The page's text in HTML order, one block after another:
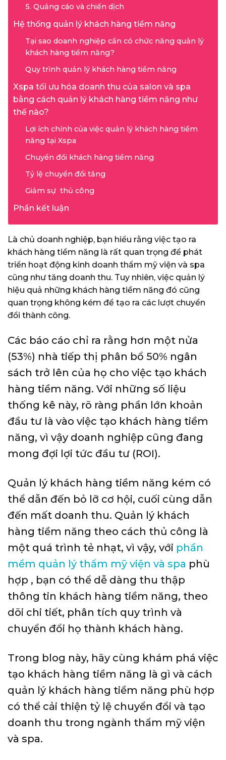
5. Quảng cáo và chiến dịch
Hệ thống quản lý khách hàng tiềm năng
Tại sao doanh nghiệp cần có chức năng quản lý
khách hàng tiềm năng?
Quy trình quản lý khách hàng tiềm năng
Xspa tối ưu hóa doanh thu của salon và spa
bằng cách quản lý khách hàng tiềm năng như
thế nào?
Lợi ích chính của việc quản lý khách hàng tiềm
năng tại Xspa
Chuyển đổi khách hàng tiềm năng
Tỷ lệ chuyển đổi tăng
Giảm sự thủ công
Phần kết luận
Là chủ doanh nghiệp, bạn hiểu rằng việc tạo ra
khách hàng tiềm năng là rất quan trọng để phát
triển hoạt động kinh doanh thẩm mỹ viện và spa
cũng như tăng doanh thu. Tuy nhiên, việc quản lý
hiệu quả những khách hàng tiềm năng đó cũng
quan trọng không kém để tạo ra các lượt chuyển
đổi thành công.
Các báo cáo chỉ ra rằng hơn một nửa
(53%) nhà tiếp thị phân bổ 50% ngân
sách trở lên của họ cho việc tạo khách
hàng tiềm năng. Với những số liệu
thống kê này, rõ ràng phần lớn khoản
đầu tư là vào việc tạo khách hàng tiềm
năng, vì vậy doanh nghiệp cũng đang
mong đợi lợi tức đầu tư (ROI).
Quản lý khách hàng tiềm năng kém có
thể dẫn đến bỏ lỡ cơ hội, cuối cùng dẫn
đến mất doanh thu. Quản lý khách
hàng tiềm năng theo cách thủ công là
một quá trình tẻ nhạt, vì vậy, với phần
mềm quản lý thẩm mỹ viện và spa phù
hợp , bạn có thể dễ dàng thu thập
thông tin khách hàng tiềm năng, theo
dõi chi tiết, phân tích quy trình và
chuyển đổi họ thành khách hàng.
Trong blog này, hãy cùng khám phá việc
tạo khách hàng tiềm năng là gì và cách
quản lý khách hàng tiềm năng phù hợp
có thể cải thiện tỷ lệ chuyển đổi và tạo
doanh thu trong ngành thẩm mỹ viện
và spa.